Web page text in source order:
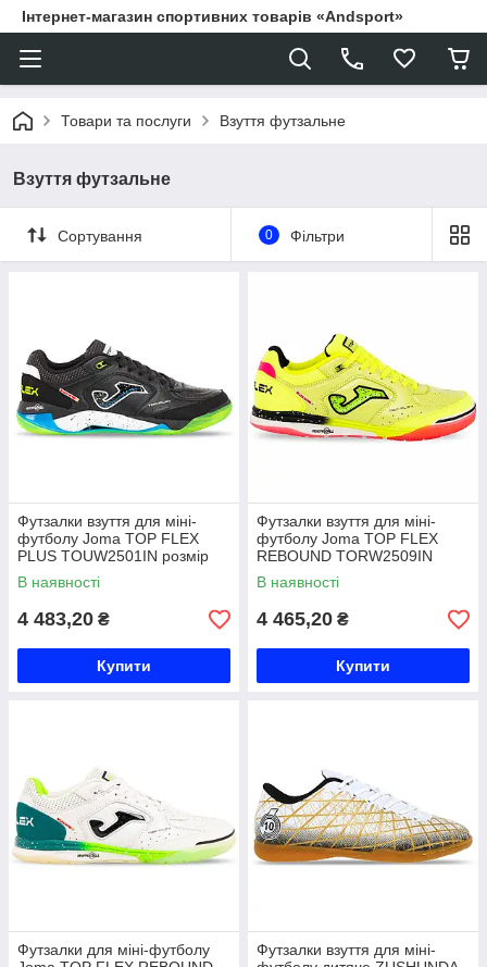
Інтернет-магазин спортивних товарів «Andsport»
Товари та послуги Взуття футзальне
Взуття футзальне
Сортування 0 Фільтри
Футзалки взуття для міні-
футболу Joma TOP FLEX
PLUS TOUW2501IN розмір
39-44 чорний Код
TOUW2501IN
В наявності
4 483,20 ₴
Купити
Футзалки взуття для міні-
футболу Joma TOP FLEX
REBOUND TORW2509IN
розмір 39,5-44 жовтий Код
TORW2509IN
В наявності
4 465,20 ₴
Купити
Футзалки для міні-футболу
Футзалки взуття для міні-